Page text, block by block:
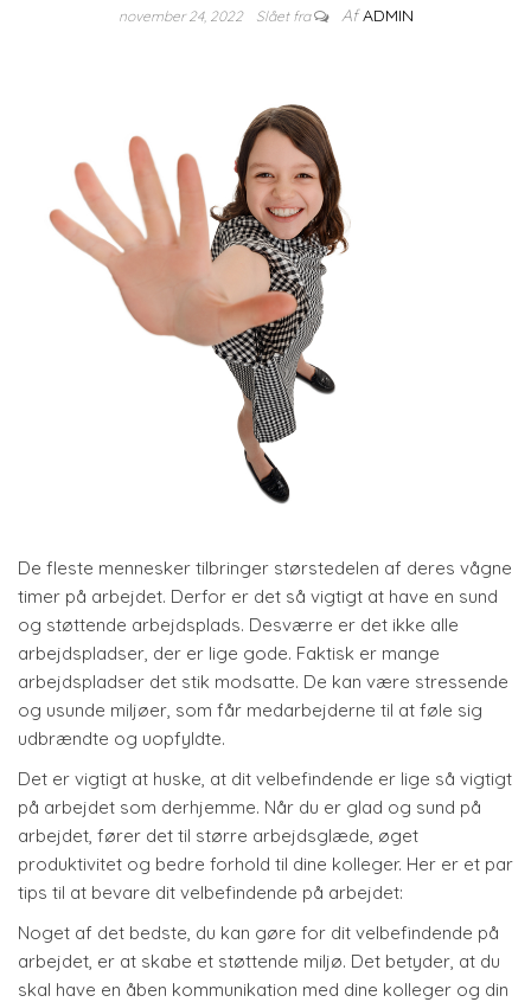
november 24, 2022 Slået fra Af ADMIN
De fleste mennesker tilbringer størstedelen af deres vågne
timer på arbejdet. Derfor er det så vigtigt at have en sund
og støttende arbejdsplads. Desværre er det ikke alle
arbejdspladser, der er lige gode. Faktisk er mange
arbejdspladser det stik modsatte. De kan være stressende
og usunde miljøer, som får medarbejderne til at føle sig
udbrændte og uopfyldte.
Det er vigtigt at huske, at dit velbefindende er lige så vigtigt
på arbejdet som derhjemme. Når du er glad og sund på
arbejdet, fører det til større arbejdsglæde, øget
produktivitet og bedre forhold til dine kolleger. Her er et par
tips til at bevare dit velbefindende på arbejdet:
Noget af det bedste, du kan gøre for dit velbefindende på
arbejdet, er at skabe et støttende miljø. Det betyder, at du
skal have en åben kommunikation med dine kolleger og din